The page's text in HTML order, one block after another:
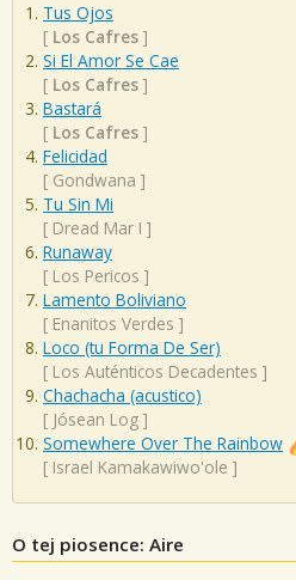
Tus Ojos
[ Los Cafres ]
Si El Amor Se Cae
[ Los Cafres ]
Bastará
[ Los Cafres ]
Felicidad
[ Gondwana ]
Tu Sin Mi
[ Dread Mar I ]
Runaway
[ Los Pericos ]
Lamento Boliviano
[ Enanitos Verdes ]
Loco (tu Forma De Ser)
[ Los Auténticos Decadentes ]
Chachacha (acustico)
[ Jósean Log ]
Somewhere Over The Rainbow
[ Israel Kamakawiwo'ole ]
O tej piosence: Aire